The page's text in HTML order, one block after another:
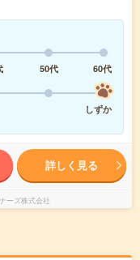
50代
60代
しずか
詳しく見る
ーズ株式会社